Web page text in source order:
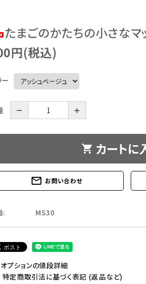
たまごのかたちの小さなマ
円(税込)
ー
－ ＋
shopping_cart カートに
mail_outline お問い合わせ
: MS30
オプションの値段詳細
特定商取引法に基づく表記 (返品など)